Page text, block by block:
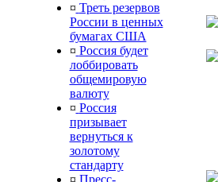
¤ Треть резервов
России в ценных
бумагах США
¤ Россия будет
лоббировать
общемировую
валюту
¤ Россия
призывает
вернуться к
золотому
стандарту
¤ Пресс-